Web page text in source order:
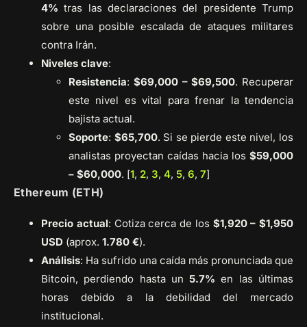
4% tras las declaraciones del presidente Trump
sobre una posible escalada de ataques militares
contra Irán.
Niveles clave:
Resistencia: $69,000 – $69,500. Recuperar
este nivel es vital para frenar la tendencia
bajista actual.
Soporte: $65,700. Si se pierde este nivel, los
analistas proyectan caídas hacia los $59,000
– $60,000. [1, 2, 3, 4, 5, 6, 7]
Ethereum (ETH)
Precio actual: Cotiza cerca de los $1,920 – $1,950
USD (aprox. 1.780 €).
Análisis: Ha sufrido una caída más pronunciada que
Bitcoin, perdiendo hasta un5.7% en las últimas
horas debido a la debilidad del mercado
institucional.